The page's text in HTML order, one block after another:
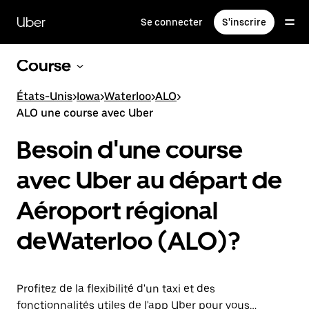
contenu
principal
Uber Se connecter S'inscrire
Course
États-Unis>Iowa>Waterloo>ALO>
ALO une course avec Uber
Besoin d'une course
avec Uber au départ de
Aéroport régional
deWaterloo (ALO)?
Profitez de la flexibilité d'un taxi et des
fonctionnalités utiles de l'app Uber pour vous